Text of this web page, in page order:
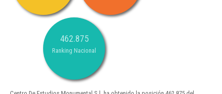
462.875
Ranking Nacional